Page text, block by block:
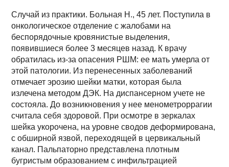
Случай из практики. Больная Н., 45 лет. Поступила в
онкологическое отделение с жалобами на
беспорядочные кровянистые выделения,
появившиеся более 3 месяцев назад. К врачу
обратилась из-за опасения РШМ: ее мать умерла от
этой патологии. Из перенесенных заболеваний
отмечает эрозию шейки матки, которая была
излечена методом ДЭК. На диспансерном учете не
состояла. До возникновения у нее менометроррагии
считала себя здоровой. При осмотре в зеркалах
шейка укорочена, на уровне сводов деформирована,
с обширной язвой, переходящей в цервикальный
канал. Пальпаторно представлена плотным
бугристым образованием с инфильтрацией